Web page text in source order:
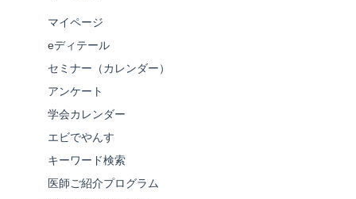
マイページ
eディテール
セミナー（カレンダー）
アンケート
学会カレンダー
エビでやんす
キーワード検索
医師ご紹介プログラム